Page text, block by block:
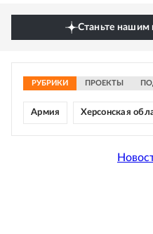
Станьте нашим
РУБРИКИ ПРОЕКТЫ
Армия Херсонская